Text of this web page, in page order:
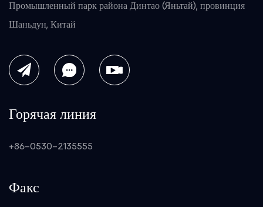
Промышленный парк района Динтао (Яньтай), провинция
Шаньдун, Китай
Горячая линия
+86-0530-2135555
Факс